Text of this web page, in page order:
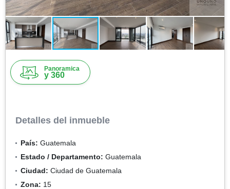
Panoramica
y 360
Detalles del inmueble
País: Guatemala
Estado / Departamento: Guatemala
Ciudad: Ciudad de Guatemala
Zona: 15